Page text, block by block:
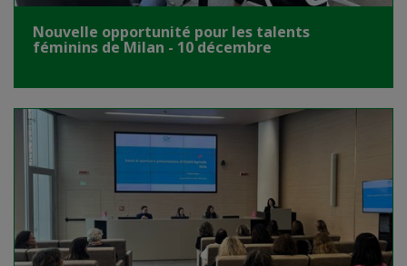
Nouvelle opportunité pour les talents
féminins de Milan - 10 décembre